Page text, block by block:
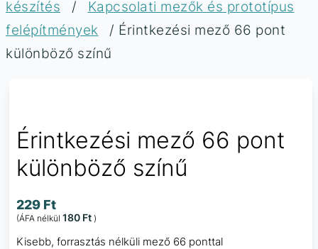
készítés
/
Kapcsolati mezők és prototípus
felépítmények
/ Érintkezési mező 66 pont
különböző színű
Érintkezési mező 66 pont
különböző színű
229 Ft
(ÁFA nélkül 180 Ft )
Kisebb, forrasztás nélküli mező 66 ponttal